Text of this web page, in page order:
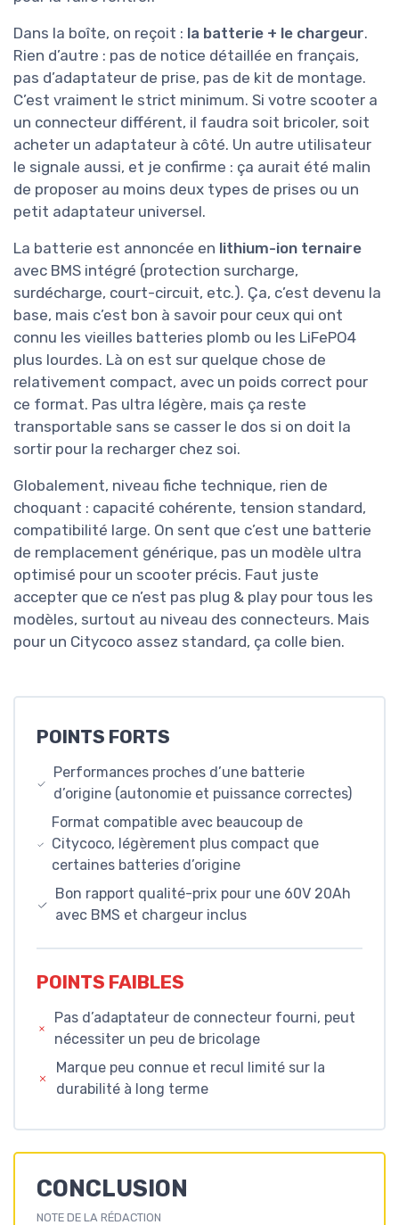
Dans la boîte, on reçoit : la batterie + le chargeur.
Rien d’autre : pas de notice détaillée en français,
pas d’adaptateur de prise, pas de kit de montage.
C’est vraiment le strict minimum. Si votre scooter a
un connecteur différent, il faudra soit bricoler, soit
acheter un adaptateur à côté. Un autre utilisateur
le signale aussi, et je confirme : ça aurait été malin
de proposer au moins deux types de prises ou un
petit adaptateur universel.
La batterie est annoncée en lithium-ion ternaire
avec BMS intégré (protection surcharge,
surdécharge, court-circuit, etc.). Ça, c’est devenu la
base, mais c’est bon à savoir pour ceux qui ont
connu les vieilles batteries plomb ou les LiFePO4
plus lourdes. Là on est sur quelque chose de
relativement compact, avec un poids correct pour
ce format. Pas ultra légère, mais ça reste
transportable sans se casser le dos si on doit la
sortir pour la recharger chez soi.
Globalement, niveau fiche technique, rien de
choquant : capacité cohérente, tension standard,
compatibilité large. On sent que c’est une batterie
de remplacement générique, pas un modèle ultra
optimisé pour un scooter précis. Faut juste
accepter que ce n’est pas plug & play pour tous les
modèles, surtout au niveau des connecteurs. Mais
pour un Citycoco assez standard, ça colle bien.
POINTS FORTS
Performances proches d’une batterie
d’origine (autonomie et puissance correctes)
Format compatible avec beaucoup de
Citycoco, légèrement plus compact que
certaines batteries d’origine
Bon rapport qualité-prix pour une 60V 20Ah
avec BMS et chargeur inclus
POINTS FAIBLES
Pas d’adaptateur de connecteur fourni, peut
nécessiter un peu de bricolage
Marque peu connue et recul limité sur la
durabilité à long terme
CONCLUSION
NOTE DE LA RÉDACTION